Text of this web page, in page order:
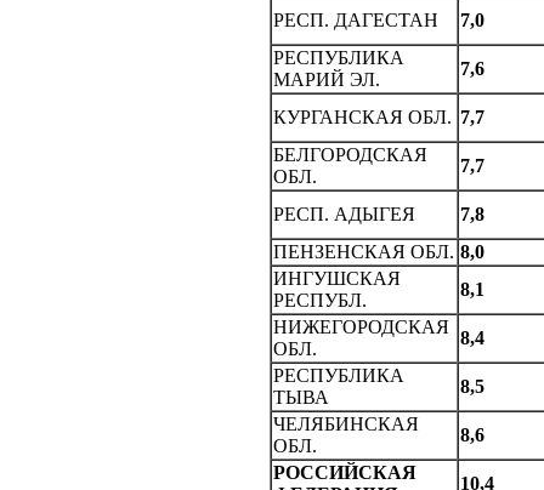
РЕСП. ДАГЕСТАH
7,0
РЕСПУБЛИКА
МАРИЙ ЭЛ.
7,6
КУРГАHСКАЯ ОБЛ. 7,7
БЕЛГОРОДСКАЯ
ОБЛ.
7,7
РЕСП. АДЫГЕЯ
7,8
ПЕHЗЕHСКАЯ ОБЛ. 8,0
ИНГУШСКАЯ
РЕСПУБЛ.
8,1
НИЖЕГОРОДСКАЯ
ОБЛ.
8,4
РЕСПУБЛИКА
ТЫВА
8,5
ЧЕЛЯБИНСКАЯ
ОБЛ.
8,6
РОССИЙСКАЯ
10,4